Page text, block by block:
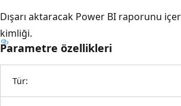
Dışarı aktaracak Power BI raporunu
kimliği.
Parametre özellikleri
Tür: